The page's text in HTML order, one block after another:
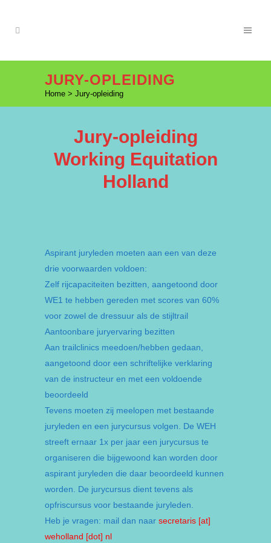
JURY-OPLEIDING
Home > Jury-opleiding
Jury-opleiding
Working Equitation
Holland
Aspirant juryleden moeten aan een van deze
drie voorwaarden voldoen:
Zelf rijcapaciteiten bezitten, aangetoond door
WE1 te hebben gereden met scores van 60%
voor zowel de dressuur als de stijltrail
Aantoonbare juryervaring bezitten
Aan trailclinics meedoen/hebben gedaan,
aangetoond door een schriftelijke verklaring
van de instructeur en met een voldoende
beoordeeld
Tevens moeten zij meelopen met bestaande
juryleden en een jurycursus volgen. De WEH
streeft ernaar 1x per jaar een jurycursus te
organiseren die bijgewoond kan worden door
aspirant juryleden die daar beoordeeld kunnen
worden. De jurycursus dient tevens als
opfriscursus voor bestaande juryleden.
Heb je vragen: mail dan naar secretaris [at]
weholland [dot] nl